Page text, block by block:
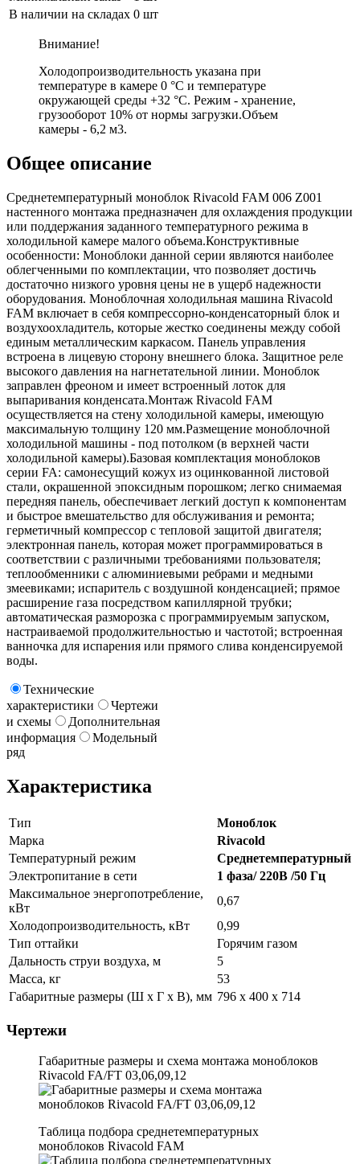
В наличии на складах 0 шт
Внимание!
Холодопроизводительность указана при
температуре в камере 0 °С и температуре
окружающей среды +32 °С. Режим - хранение,
грузооборот 10% от нормы загрузки.Объем
камеры - 6,2 м3.
Общее описание
Среднетемпературный моноблок Rivacold FAM 006 Z001
настенного монтажа предназначен для охлаждения продукции
или поддержания заданного температурного режима в
холодильной камере малого объема.Конструктивные
особенности: Моноблоки данной серии являются наиболее
облегченными по комплектации, что позволяет достичь
достаточно низкого уровня цены не в ущерб надежности
оборудования. Моноблочная холодильная машина Rivacold
FAM включает в себя компрессорно-конденсаторный блок и
воздухоохладитель, которые жестко соединены между собой
единым металлическим каркасом. Панель управления
встроена в лицевую сторону внешнего блока. Защитное реле
высокого давления на нагнетательной линии. Моноблок
заправлен фреоном и имеет встроенный лоток для
выпаривания конденсата.Монтаж Rivacold FAM
осуществляется на стену холодильной камеры, имеющую
максимальную толщину 120 мм.Размещение моноблочной
холодильной машины - под потолком (в верхней части
холодильной камеры).Базовая комплектация моноблоков
серии FA: самонесущий кожух из оцинкованной листовой
стали, окрашенной эпоксидным порошком; легко снимаемая
передняя панель, обеспечивает легкий доступ к компонентам
и быстрое вмешательство для обслуживания и ремонта;
герметичный компрессор с тепловой защитой двигателя;
электронная панель, которая может программироваться в
соответствии с различными требованиями пользователя;
теплообменники с алюминиевыми ребрами и медными
змеевиками; испаритель с воздушной конденсацией; прямое
расширение газа посредством капиллярной трубки;
автоматическая разморозка с программируемым запуском,
настраиваемой продолжительностью и частотой; встроенная
ванночка для испарения или прямого слива конденсируемой
воды.
Технические
характеристики
Чертежи
и схемы
Дополнительная
информация
Модельный
ряд
Характеристика
Тип
Моноблок
Марка
Rivacold
Температурный режим
Среднетемпературный
Электропитание в сети
1 фаза/ 220В /50 Гц
Максимальное энергопотребление,
кВт
0,67
Холодопроизводительность, кВт
0,99
Тип оттайки
Горячим газом
Дальность струи воздуха, м
5
Масса, кг
53
Габаритные размеры (Ш х Г х В), мм 796 х 400 х 714
Чертежи
Габаритные размеры и схема монтажа моноблоков
Rivacold FA/FT 03,06,09,12
Таблица подбора среднетемпературных
моноблоков Rivacold FAM